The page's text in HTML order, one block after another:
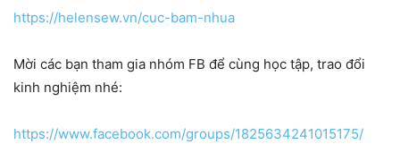
https://helensew.vn/cuc-bam-nhua
Mời các bạn tham gia nhóm FB để cùng học tập, trao đổi
kinh nghiệm nhé:
https://www.facebook.com/groups/1825634241015175/